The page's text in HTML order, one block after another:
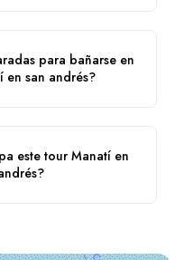
para bañarse en
en san andrés?
este tour Manatí en